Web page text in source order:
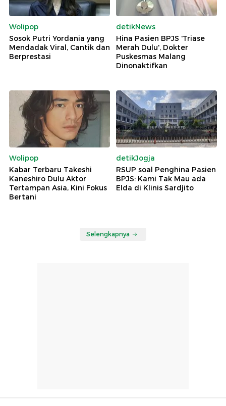
Wolipop
Sosok Putri Yordania yang
Mendadak Viral, Cantik dan
Berprestasi
detikNews
Hina Pasien BPJS 'Triase
Merah Dulu', Dokter
Puskesmas Malang
Dinonaktifkan
Wolipop
Kabar Terbaru Takeshi
Kaneshiro Dulu Aktor
Tertampan Asia, Kini Fokus
Bertani
detikJogja
RSUP soal Penghina Pasien
BPJS: Kami Tak Mau ada
Elda di Klinis Sardjito
Selengkapnya